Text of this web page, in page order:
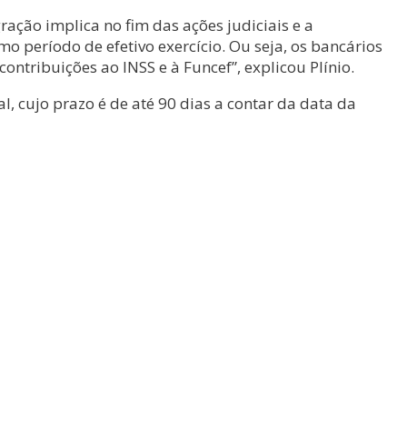
implica no fim das ações judiciais e a
período de efetivo exercício. Ou seja, os bancários
ao INSS e à Funcef”, explicou Plínio.
cujo prazo é de até 90 dias a contar da data da